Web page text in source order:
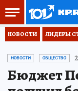
НОВОСТИ ЛИДЕРЫ
НОВОСТИ ОБЩЕСТВО
Бюджет